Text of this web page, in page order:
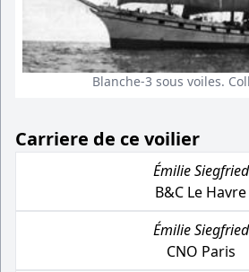
Blanche-3 sous voiles.
Carriere de ce voilier
Émilie Siegfried
B&C Le Havre
Émilie Siegfried
CNO Paris